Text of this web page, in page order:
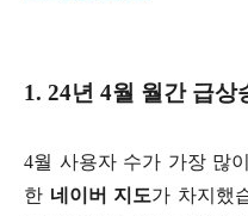
1. 24년 4월 월간 급상
4월 사용자 수가 가장 많
한 네이버 지도가 차지했